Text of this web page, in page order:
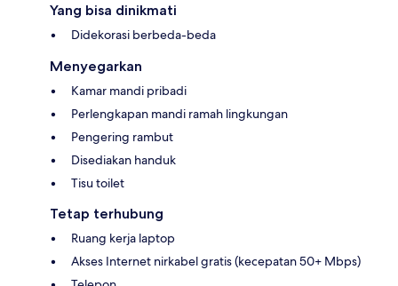
Yang bisa dinikmati
Didekorasi berbeda-beda
Menyegarkan
Kamar mandi pribadi
Perlengkapan mandi ramah lingkungan
Pengering rambut
Disediakan handuk
Tisu toilet
Tetap terhubung
Ruang kerja laptop
Akses Internet nirkabel gratis (kecepatan 50+ Mbps)